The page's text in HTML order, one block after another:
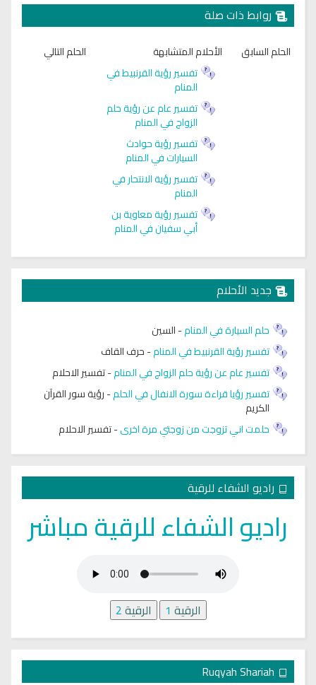
روابط ذات صلة
الحلم السابق
الأحلام المتشابهة
تفسير رؤية القرنبيط في
المنام
تفسير عام عن رؤية حلم
الزواج في المنام
تفسير رؤية حوادث
السيارات في المنام
تفسير رؤية الانتحار في
المنام
تفسير رؤية معاوية بن
أبي سفيان في المنام
الحلم التالي
جديد الأحلام
حلم السيارة في المنام-السين
تفسير رؤية القرنبيط في المنام-حرف القاف
تفسير عام عن رؤية حلم الزواج في المنام-تفسير الاحلام
تفسير رؤيا قراءة سورة الانفال في الحلم-رؤية سور القرآن
الكريم
حلمت اني تزوجت من زوجتي مرة اخرى-تفسير الاحلام
راديو الشفاء للرقية
راديو الشفاء للرقية مباشر
الرقية 1 الرقية2